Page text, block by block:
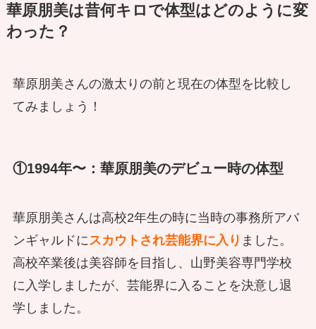
華原朋美は昔何キロで体型はどのように変
わった？
華原朋美さんの激太りの前と現在の体型を比較し
てみましょう！
①1994年〜：華原朋美のデビュー時の体型
華原朋美さんは高校2年生の時に当時の事務所アバ
ンギャルドに スカウトされ芸能界に入り ました。
高校卒業後は美容師を目指し、山野美容専門学校
に入学しましたが、芸能界に入ることを決意し退
学しました。